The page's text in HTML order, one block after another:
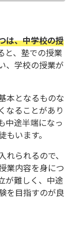
は、中学校の授
と、塾での授業
、学校の授業が
本となるものな
なることがあり
中途半端になっ
います。
られるので、
業内容を身につ
が難しく、中途
を目指すのが良